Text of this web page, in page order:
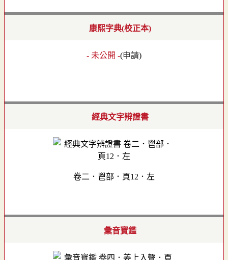
康熙字典(校正本)
- 未公開 -(申請)
經典文字辨證書
卷二．鬯部．頁12．左
彙音寶鑑